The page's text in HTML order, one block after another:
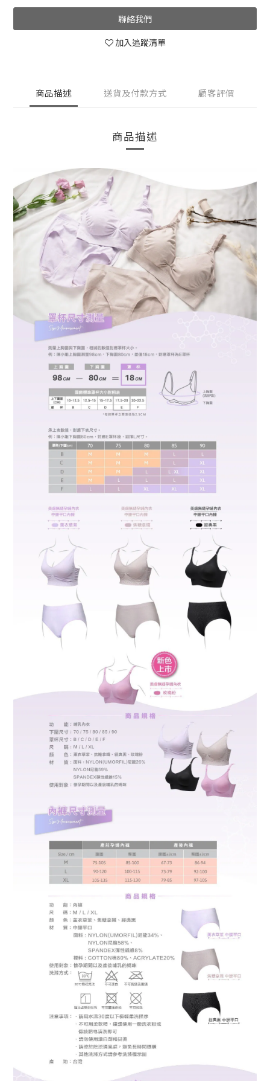
聯絡我們
加入追蹤清單
商品描述 送貨及付款方式 顧客評價
商品描述